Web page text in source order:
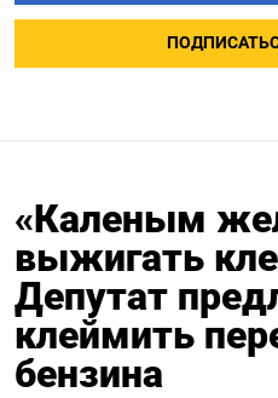
«Каленым
выжигать
Депутат
клеймить
бензина